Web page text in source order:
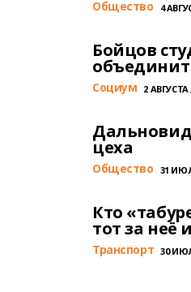
Общество 4
Бойцов
Cоциум 2 АВГУСТА
цеха
Общество 31
Кто
тот за неё
Транспорт 30